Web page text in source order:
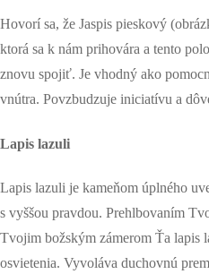
Hovorí sa, že Jaspis pieskový
ktorá sa k nám prihovára a tento
znovu spojiť. Je vhodný ako
vnútra. Povzbudzuje iniciatívu a
Lapis lazuli
Lapis lazuli je kameňom úplného
s vyššou pravdou. Prehlbovaním
Tvojim božským zámerom Ťa lapis
osvietenia. Vyvoláva duchovnú